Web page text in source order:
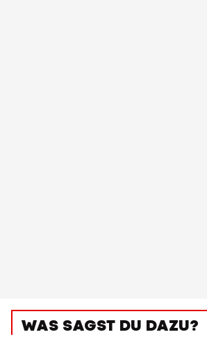
WAS SAGST DU DAZU?